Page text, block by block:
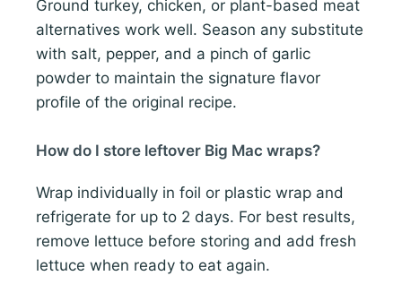
Ground turkey, chicken, or plant-based meat
alternatives work well. Season any substitute
with salt, pepper, and a pinch of garlic
powder to maintain the signature flavor
profile of the original recipe.
How do I store leftover Big Mac wraps?
Wrap individually in foil or plastic wrap and
refrigerate for up to 2 days. For best results,
remove lettuce before storing and add fresh
lettuce when ready to eat again.